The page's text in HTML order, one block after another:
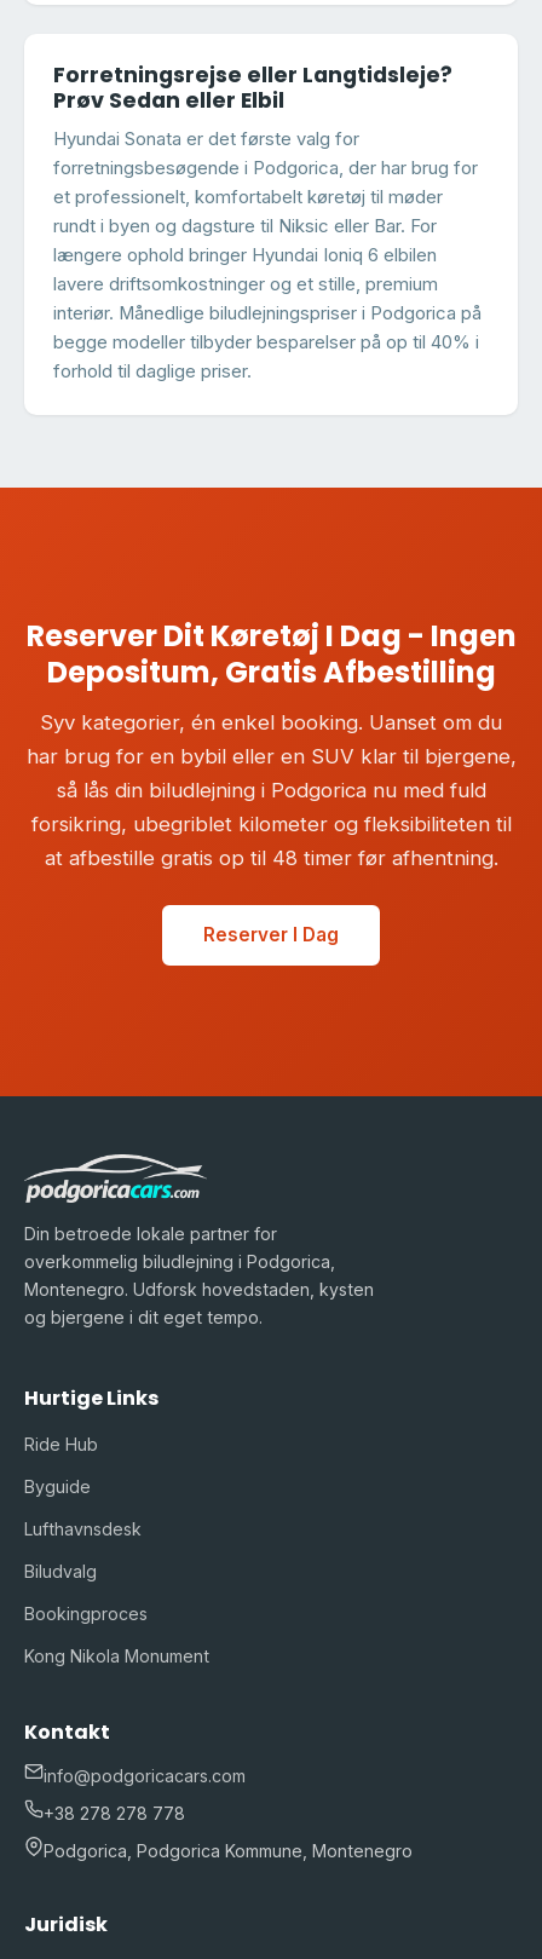
Forretningsrejse eller Langtidsleje?
Prøv Sedan eller Elbil
Hyundai Sonata er det første valg for
forretningsbesøgende i Podgorica, der har brug for
et professionelt, komfortabelt køretøj til møder
rundt i byen og dagsture til Niksic eller Bar. For
længere ophold bringer Hyundai Ioniq 6 elbilen
lavere driftsomkostninger og et stille, premium
interiør. Månedlige biludlejningspriser i Podgorica på
begge modeller tilbyder besparelser på op til 40% i
forhold til daglige priser.
Reserver Dit Køretøj I Dag - Ingen
Depositum, Gratis Afbestilling
Syv kategorier, én enkel booking. Uanset om du
har brug for en bybil eller en SUV klar til bjergene,
så lås din biludlejning i Podgorica nu med fuld
forsikring, ubegriblet kilometer og fleksibiliteten til
at afbestille gratis op til 48 timer før afhentning.
Reserver I Dag
Din betroede lokale partner for
overkommelig biludlejning i Podgorica,
Montenegro. Udforsk hovedstaden, kysten
og bjergene i dit eget tempo.
Hurtige Links
Ride Hub
Byguide
Lufthavnsdesk
Biludvalg
Bookingproces
Kong Nikola Monument
Kontakt
info@podgoricacars.com
+38 278 278 778
Podgorica, Podgorica Kommune, Montenegro
Juridisk